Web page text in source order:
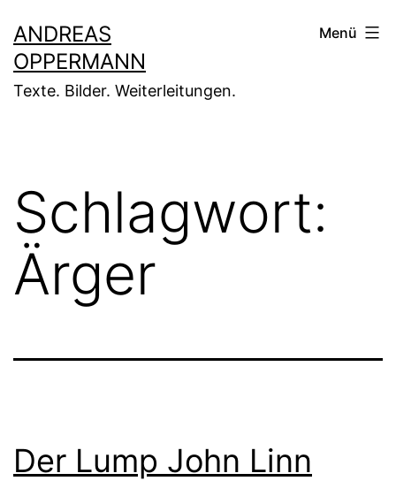
Inhalt
springen
ANDREAS
OPPERMANN
Texte. Bilder. Weiterleitungen.
Menü
Schlagwort:
Ärger
Der Lump John Linn